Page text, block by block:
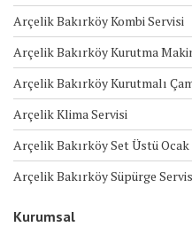
Arçelik Bakırköy Kombi Servisi
Arçelik Bakırköy Kurutma
Arçelik Bakırköy Kurutmalı
Arçelik Klima Servisi
Arçelik Bakırköy Set Üstü Ocak
Arçelik Bakırköy Süpürge
Kurumsal